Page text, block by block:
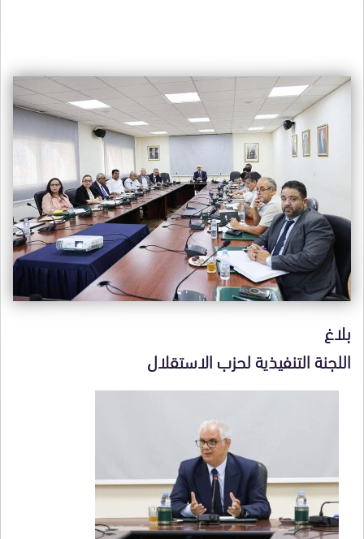
بلاغ
اللجنة التنفيذية لحزب الاستقلال